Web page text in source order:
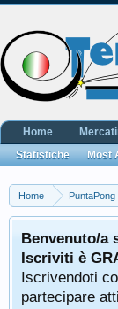
Home PuntaPong
Benvenuto/a
Iscriviti è
Iscrivendoti
partecipare
Home
Statistiche
Most